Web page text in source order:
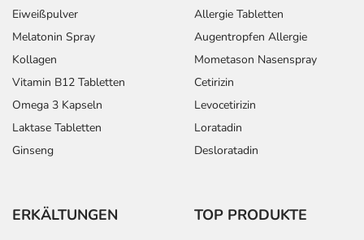
Eiweißpulver
Melatonin Spray
Kollagen
Vitamin B12 Tabletten
Omega 3 Kapseln
Laktase Tabletten
Ginseng
Allergie Tabletten
Augentropfen Allergie
Mometason Nasenspray
Cetirizin
Levocetirizin
Loratadin
Desloratadin
ERKÄLTUNGEN TOP PRODUKTE